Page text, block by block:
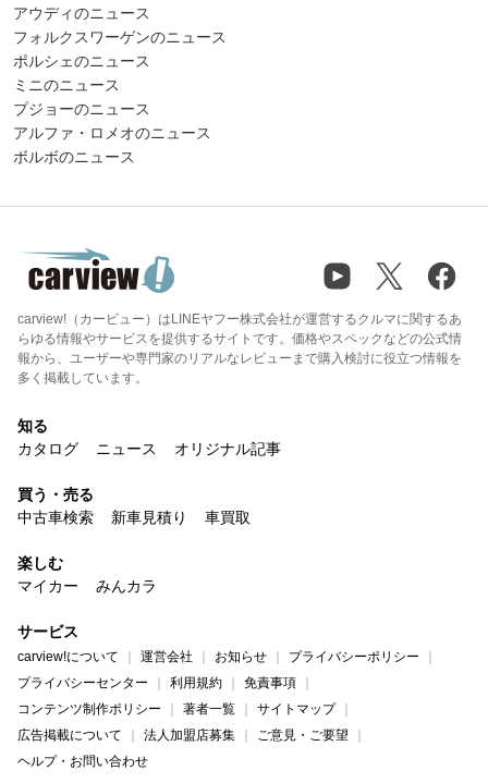
アウディのニュース
フォルクスワーゲンのニュース
ポルシェのニュース
ミニのニュース
プジョーのニュース
アルファ・ロメオのニュース
ボルボのニュース
carview!（カービュー）はLINEヤフー株式会社が運営するクルマに関するあ
らゆる情報やサービスを提供するサイトです。価格やスペックなどの公式情
報から、ユーザーや専門家のリアルなレビューまで購入検討に役立つ情報を
多く掲載しています。
知る
カタログ
ニュース オリジナル記事
買う・売る
中古車検索
新車見積り 車買取
楽しむ
マイカー
みんカラ
サービス
carview!について 運営会社 お知らせ
プライバシーポリシー
プライバシーセンター
利用規約
免責事項
コンテンツ制作ポリシー
著者一覧
サイトマップ
広告掲載について
法人加盟店募集
ご意見・ご要望
ヘルプ・お問い合わせ